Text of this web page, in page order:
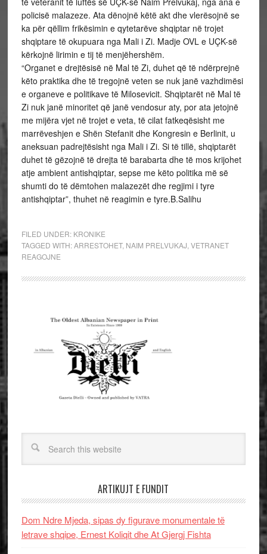
policisë malazeze. Ata dënojnë këtë akt dhe vlerësojnë se
ka për qëllim frikësimin e qytetarëve shqiptar në trojet
shqiptare të okupuara nga Mali i Zi. Madje OVL e UÇK-së
kërkojnë lirimin e tij të menjëhershëm.
“Organet e drejtësisë në Mal të Zi, duhet që të ndërprejnë
këto praktika dhe të tregojnë veten se nuk janë vazhdimësi
e organeve e politikave të Milosevicit. Shqiptarët në Mal të
Zi nuk janë minoritet që janë vendosur aty, por ata jetojnë
me mijëra vjet në trojet e veta, të cilat fatkeqësisht me
marrëveshjen e Shën Stefanit dhe Kongresin e Berlinit, u
aneksuan padrejtësisht nga Mali i Zi. Si të tillë, shqiptarët
duhet të gëzojnë të drejta të barabarta dhe të mos krijohet
atje ambient antishqiptar, sepse me këto politika më së
shumti do të dëmtohen malazezët dhe regjimi i tyre
antishqiptar”, thuhet në reagimin e tyre.B.Salihu
FILED UNDER: KRONIKE
TAGGED WITH:ARRESTOHET, NAIM PRELVUKAJ VETRANET
REAGOJNE
ARTIKUJT E FUNDIT
Dom Ndre Mjeda, sipas dy figurave monumentale të
letrave shqipe, Ernest Koliqit dhe At Gjergj Fishta